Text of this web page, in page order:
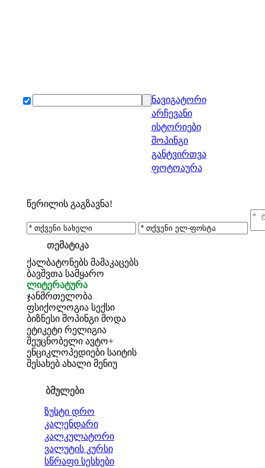
ნავიგატორი
არჩევანი
ისტორიები
შოპინგი
განტვირთვა
ფოტოაურა
წერილის გაგზავნა!
თემატიკა
ქალბატონებს მამაკაცებს
ბავშვთა სამყარო
ლიტერატურა
ჯანმრთელობა
ფსიქოლოგია სექსი
ბიზნესი შოპინგი მოდა
ეტიკეტი რელიგია
შეუცნობელი ავტო+
ენციკლოპედიები საიტის
შესახებ ახალი მენიუ
ბმულები
ზუსტი დრო
კალენდარი
კალკულატორი
ვალუტის კურსი
სწრაფი სესხები